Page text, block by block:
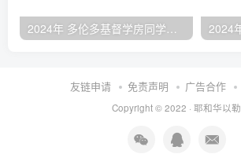
2024年 多伦多基督学房同学聚会：有福的教会（帖后1：1-5） 刘志雄
友链申请 免责声明 广告合作
Copyright © 2022 · 耶和华以勒